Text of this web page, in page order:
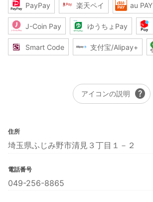
PayPay 楽天ペイ au PAY
J-Coin Pay ゆうちょPay
Smart Code 支付宝/Alipay+
アイコンの説明 help
住所
埼玉県ふじみ野市清見３丁目１－２
電話番号
049-256-8865